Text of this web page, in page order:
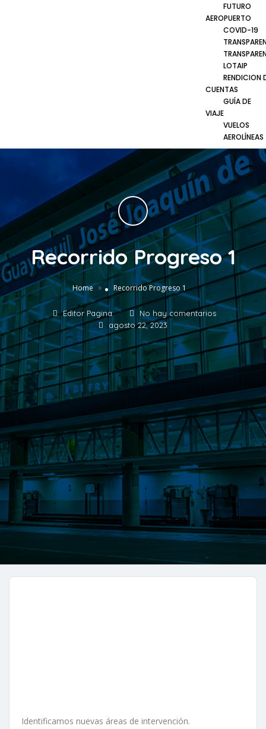
FUTURO
AEROPUERTO
COVID-19
LOTAIP
RENDICION
CUENTAS
GUÍA DE
VIAJE
VUELOS
AEROLÍNEAS
Recorrido Progreso 1
Home » Recorrido Progreso 1
Editor Pagina
No hay comentarios
agosto 22, 2023
Identificamos nuevas áreas de intervención.